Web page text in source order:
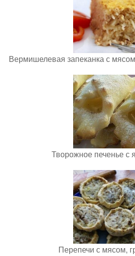
Вермишелевая запеканка с мясом
Творожное печенье с
Перепечи с мясом,